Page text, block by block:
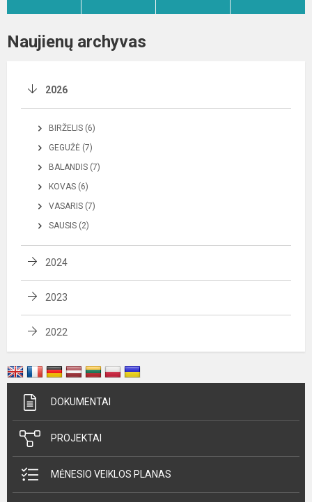
Naujienų archyvas
2026
BIRŽELIS (6)
GEGUŽĖ (7)
BALANDIS (7)
KOVAS (6)
VASARIS (7)
SAUSIS (2)
2024
2023
2022
DOKUMENTAI
PROJEKTAI
MĖNESIO VEIKLOS PLANAS